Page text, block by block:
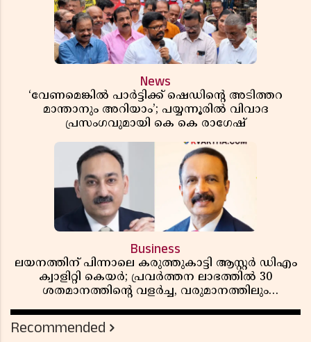
News
‘വേണമെങ്കിൽ പാർട്ടിക്ക് ഷെഡിൻ്റെ അടിത്തറ
മാന്താനും അറിയാം’; പയ്യന്നൂരിൽ വിവാദ
പ്രസംഗവുമായി കെ കെ രാഗേഷ്
Business
ലയനത്തിന് പിന്നാലെ കരുത്തുകാട്ടി ആസ്റ്റർ ഡിഎം
ക്വാളിറ്റി കെയർ; പ്രവർത്തന ലാഭത്തിൽ 30
ശതമാനത്തിൻ്റെ വളർച്ച, വരുമാനത്തിലും
റിപ്പോർട്ട് പുറത്ത്
Recommended